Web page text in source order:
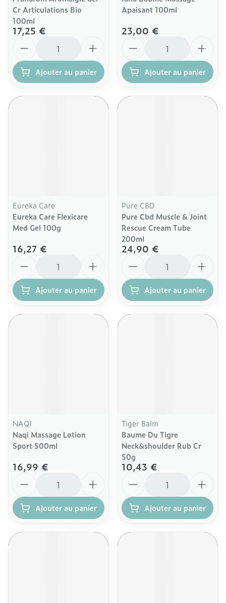
Cr Articulations Bio
100ml
17,25 €
Ajouter au panier
Apaisant 100ml
23,00 €
Ajouter au panier
Eureka Care
Eureka Care Flexicare
Med Gel 100g
16,27 €
Ajouter au panier
Pure CBD
Pure Cbd Muscle & Joint
Rescue Cream Tube
200ml
24,90 €
Ajouter au panier
NAQI
Naqi Massage Lotion
Sport 500ml
16,99 €
Ajouter au panier
Tiger Balm
Baume Du Tigre
Neck&shoulder Rub Cr
50g
10,43 €
Ajouter au panier